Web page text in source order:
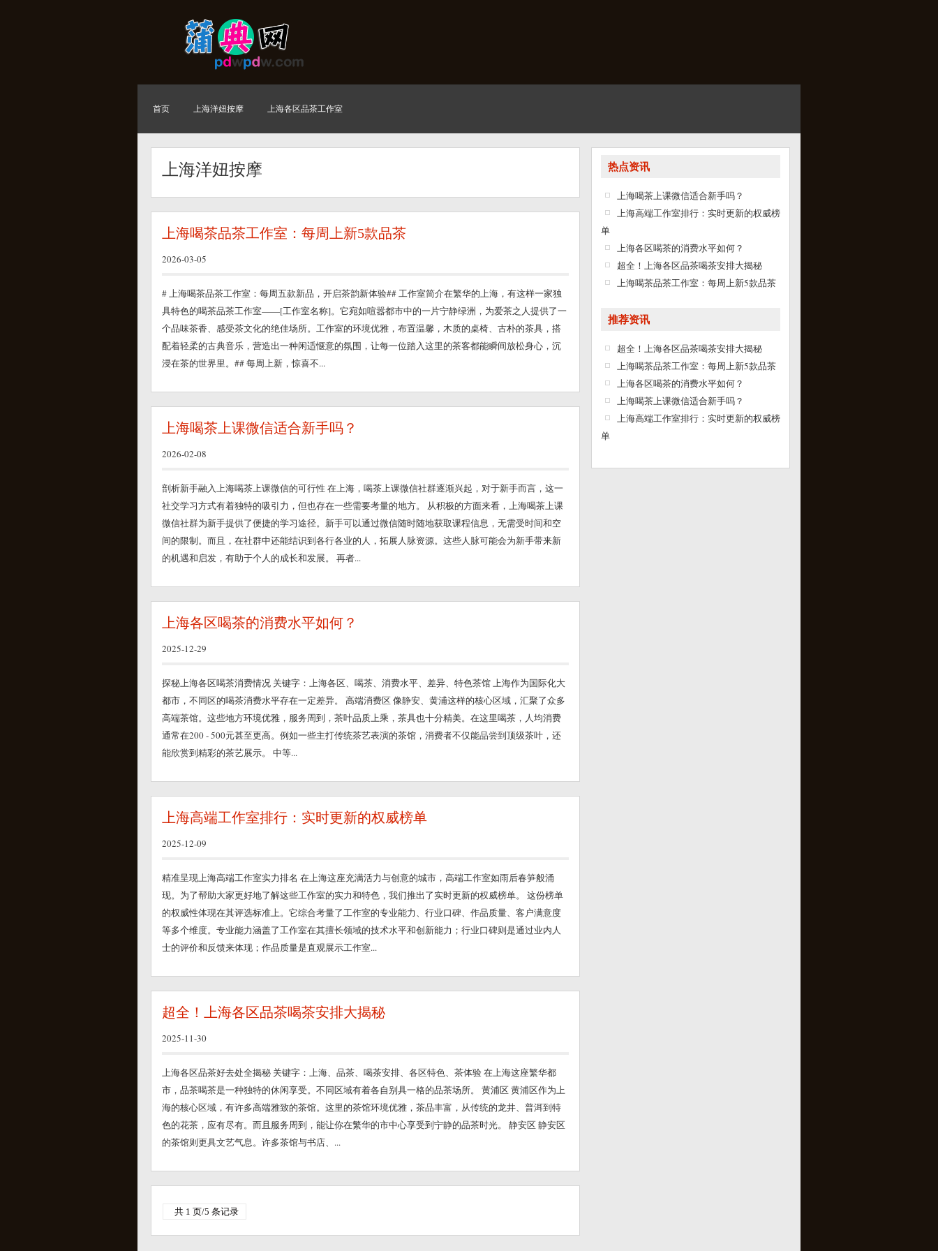
首页 上海洋妞按摩 上海各区品茶工作室
上海洋妞按摩
上海喝茶品茶工作室：每周上新5款品茶
2026-03-05
# 上海喝茶品茶工作室：每周五款新品，开启茶韵新体验## 工作室简介在繁华的上海，有这样一家独
具特色的喝茶品茶工作室——[工作室名称]。它宛如喧嚣都市中的一片宁静绿洲，为爱茶之人提供了一
个品味茶香、感受茶文化的绝佳场所。工作室的环境优雅，布置温馨，木质的桌椅、古朴的茶具，搭
配着轻柔的古典音乐，营造出一种闲适惬意的氛围，让每一位踏入这里的茶客都能瞬间放松身心，沉
浸在茶的世界里。## 每周上新，惊喜不...
上海喝茶上课微信适合新手吗？
2026-02-08
剖析新手融入上海喝茶上课微信的可行性 在上海，喝茶上课微信社群逐渐兴起，对于新手而言，这一
社交学习方式有着独特的吸引力，但也存在一些需要考量的地方。 从积极的方面来看，上海喝茶上课
微信社群为新手提供了便捷的学习途径。新手可以通过微信随时随地获取课程信息，无需受时间和空
间的限制。而且，在社群中还能结识到各行各业的人，拓展人脉资源。这些人脉可能会为新手带来新
的机遇和启发，有助于个人的成长和发展。 再者...
上海各区喝茶的消费水平如何？
2025-12-29
探秘上海各区喝茶消费情况 关键字：上海各区、喝茶、消费水平、差异、特色茶馆 上海作为国际化大
都市，不同区的喝茶消费水平存在一定差异。 高端消费区 像静安、黄浦这样的核心区域，汇聚了众多
高端茶馆。这些地方环境优雅，服务周到，茶叶品质上乘，茶具也十分精美。在这里喝茶，人均消费
通常在200 - 500元甚至更高。例如一些主打传统茶艺表演的茶馆，消费者不仅能品尝到顶级茶叶，还
能欣赏到精彩的茶艺展示。 中等...
上海高端工作室排行：实时更新的权威榜单
2025-12-09
精准呈现上海高端工作室实力排名 在上海这座充满活力与创意的城市，高端工作室如雨后春笋般涌
现。为了帮助大家更好地了解这些工作室的实力和特色，我们推出了实时更新的权威榜单。 这份榜单
的权威性体现在其评选标准上。它综合考量了工作室的专业能力、行业口碑、作品质量、客户满意度
等多个维度。专业能力涵盖了工作室在其擅长领域的技术水平和创新能力；行业口碑则是通过业内人
士的评价和反馈来体现；作品质量是直观展示工作室...
超全！上海各区品茶喝茶安排大揭秘
2025-11-30
上海各区品茶好去处全揭秘 关键字：上海、品茶、喝茶安排、各区特色、茶体验 在上海这座繁华都
市，品茶喝茶是一种独特的休闲享受。不同区域有着各自别具一格的品茶场所。 黄浦区 黄浦区作为上
海的核心区域，有许多高端雅致的茶馆。这里的茶馆环境优雅，茶品丰富，从传统的龙井、普洱到特
色的花茶，应有尽有。而且服务周到，能让你在繁华的市中心享受到宁静的品茶时光。 静安区 静安区
的茶馆则更具文艺气息。许多茶馆与书店、...
共 1 页/5 条记录
热点资讯
上海喝茶上课微信适合新手吗？
上海高端工作室排行：实时更新的权威榜
单
上海各区喝茶的消费水平如何？
超全！上海各区品茶喝茶安排大揭秘
上海喝茶品茶工作室：每周上新5款品茶
推荐资讯
超全！上海各区品茶喝茶安排大揭秘
上海喝茶品茶工作室：每周上新5款品茶
上海各区喝茶的消费水平如何？
上海喝茶上课微信适合新手吗？
上海高端工作室排行：实时更新的权威榜
单